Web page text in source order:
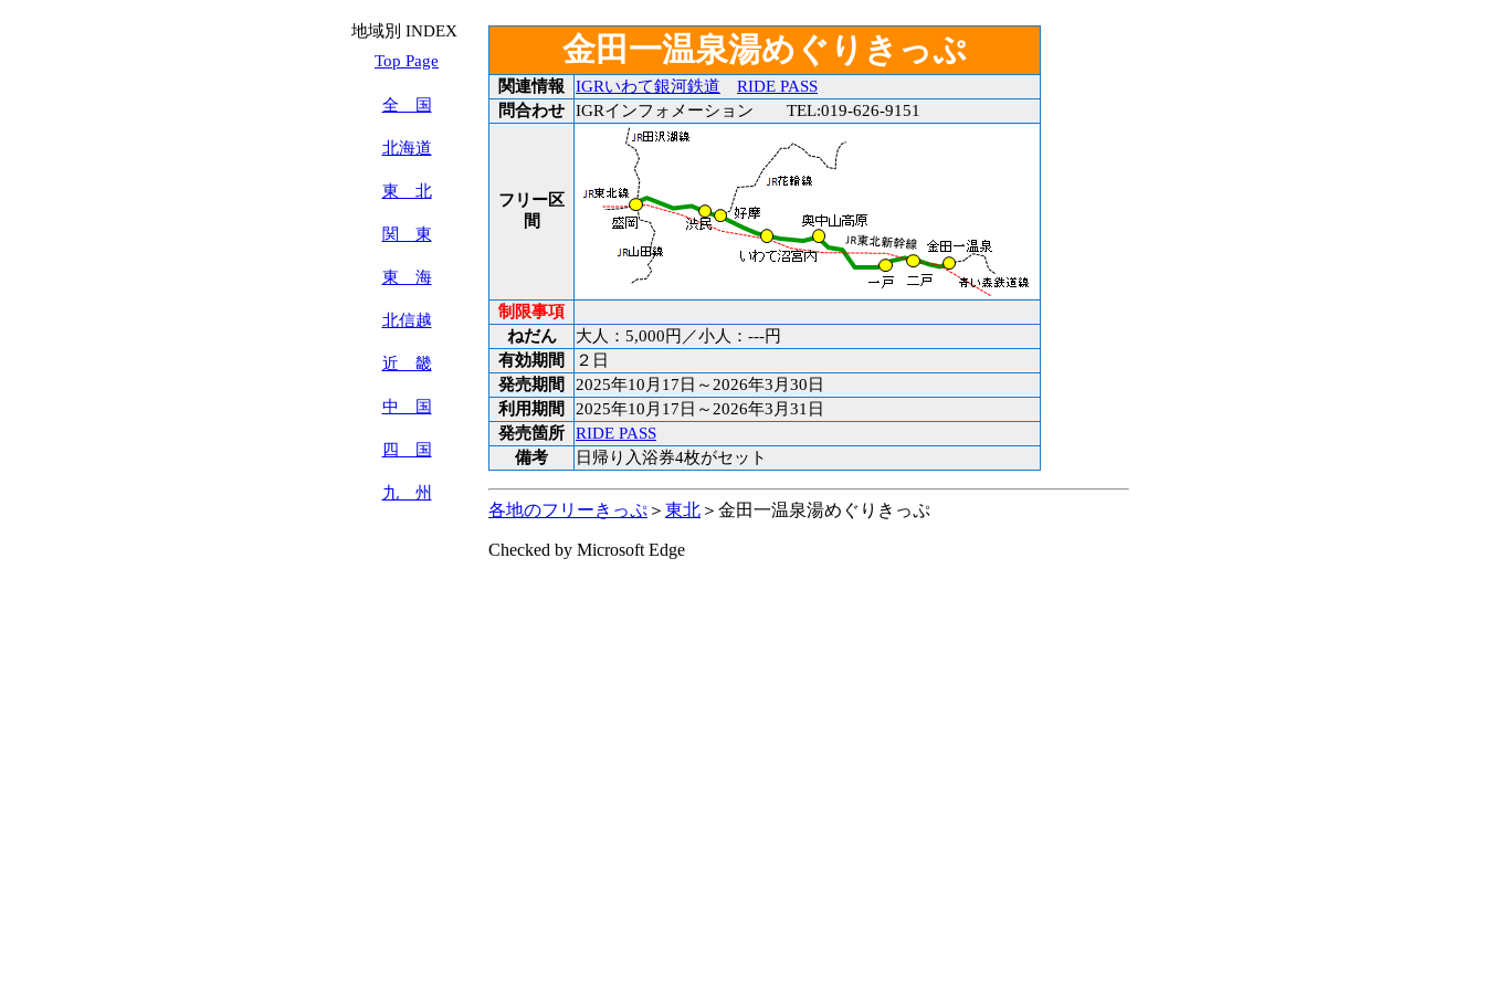
地域別 INDEX
Top Page
全 国
北海道
東 北
関 東
東 海
北信越
近 畿
中 国
四 国
九 州
金田一温泉湯めぐりきっぷ
関連情報 IGRいわて銀河鉄道
RIDE PASS
問合わせ
IGRインフォメーション TEL:019-626-9151
フリー区
間
制限事項
ねだん
大人：5,000円／小人：---円
有効期間
２日
発売期間
2025年10月17日～2026年3月30日
利用期間
2025年10月17日～2026年3月31日
発売箇所
RIDE PASS
備考
日帰り入浴券4枚がセット
各地のフリーきっぷ ＞ 東北 ＞金田一温泉湯めぐりきっぷ
Checked by Microsoft Edge